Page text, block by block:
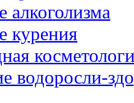
алкоголизма
курения
водоросли-